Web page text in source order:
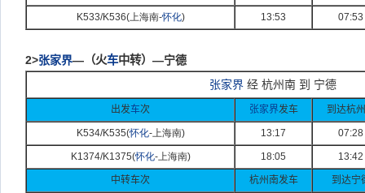
K533/K536(上海南-怀化) 13:53 07:53
2>张家界— （火车中转） —宁德
张家界 经 杭州南 到 宁德
出发车次 张家界发车 到达杭
K534/K535(怀化-上海南) 13:17 07:28
K1374/K1375(怀化-上海南) 18:05 13:42
中转车次 杭州南发车 到达宁